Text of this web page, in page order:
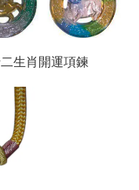
生肖開運項鍊